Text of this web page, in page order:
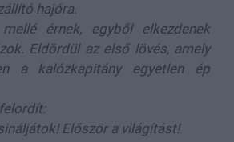
hajóra.
érnek, egyből elkezdenek
Eldördül az első lövés, amely
a kalózkapitány egyetlen ép
Először a világítást!